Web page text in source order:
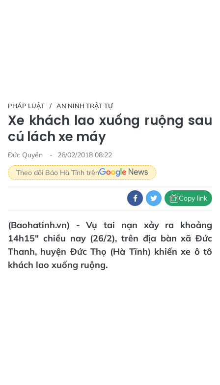
PHÁP LUẬT AN NINH TRẬT TỰ
Xe khách lao xuống ruộng sau
cú lách xe máy
Đức Quyền
26/02/2018 08:22
Theo dõi Báo Hà Tĩnh trên
Copy link
(Baohatinh.vn) - Vụ tai nạn xảy ra khoảng
14h15" chiều nay (26/2), trên địa bàn xã Đức
Thanh, huyện Đức Thọ (Hà Tĩnh) khiến xe ô tô
khách lao xuống ruộng.